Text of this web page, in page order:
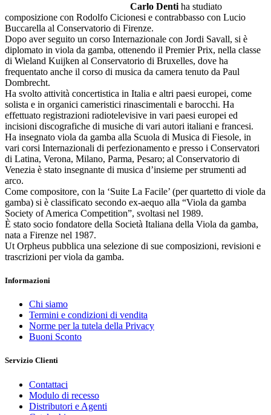
Carlo Denti ha studiato
composizione con Rodolfo Cicionesi e contrabbasso con Lucio
Buccarella al Conservatorio di Firenze.
Dopo aver seguito un corso Internazionale con Jordi Savall, si è
diplomato in viola da gamba, ottenendo il Premier Prix, nella classe
di Wieland Kuijken al Conservatorio di Bruxelles, dove ha
frequentato anche il corso di musica da camera tenuto da Paul
Dombrecht.
Ha svolto attività concertistica in Italia e altri paesi europei, come
solista e in organici cameristici rinascimentali e barocchi. Ha
effettuato registrazioni radiotelevisive in vari paesi europei ed
incisioni discografiche di musiche di vari autori italiani e francesi.
Ha insegnato viola da gamba alla Scuola di Musica di Fiesole, in
vari corsi Internazionali di perfezionamento e presso i Conservatori
di Latina, Verona, Milano, Parma, Pesaro; al Conservatorio di
Venezia è stato insegnante di musica d’insieme per strumenti ad
arco.
Come compositore, con la ‘Suite La Facile’ (per quartetto di viole da
gamba) si è classificato secondo ex-aequo alla “Viola da gamba
Society of America Competition”, svoltasi nel 1989.
È stato socio fondatore della Società Italiana della Viola da gamba,
nata a Firenze nel 1987.
Ut Orpheus pubblica una selezione di sue composizioni, revisioni e
trascrizioni per viola da gamba.
Informazioni
Chi siamo
Termini e condizioni di vendita
Norme per la tutela della Privacy
Buoni Sconto
Servizio Clienti
Contattaci
Modulo di recesso
Distributori e Agenti